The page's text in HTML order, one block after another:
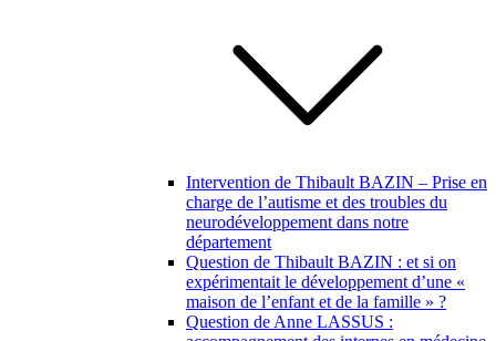
Intervention de Thibault BAZIN – Prise en
charge de l’autisme et des troubles du
neurodéveloppement dans notre
département
Question de Thibault BAZIN : et si on
expérimentait le développement d’une «
maison de l’enfant et de la famille » ?
Question de Anne LASSUS :